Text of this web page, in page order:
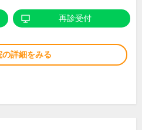
再診受付
の詳細をみる